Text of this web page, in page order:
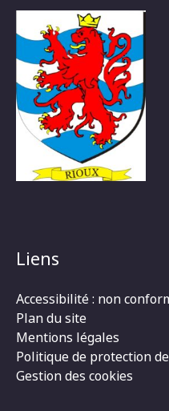
Liens
Accessibilité : non
Plan du site
Mentions légales
Politique de protection
Gestion des cookies